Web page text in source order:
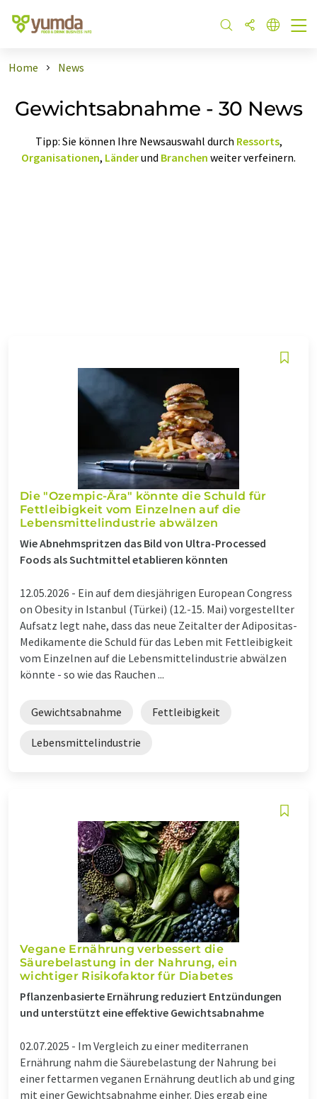
Home News
Gewichtsabnahme - 30 News
Tipp: Sie können Ihre Newsauswahl durch Ressorts,
Organisationen, Länderund Branchen weiter verfeinern.
Die "Ozempic-Ära" könnte die Schuld für
Fettleibigkeit vom Einzelnen auf die
Lebensmittelindustrie abwälzen
Wie Abnehmspritzen das Bild von Ultra-Processed
Foods als Suchtmittel etablieren könnten
12.05.2026 - Ein auf dem diesjährigen European Congress
on Obesity in Istanbul (Türkei) (12.-15. Mai) vorgestellter
Aufsatz legt nahe, dass das neue Zeitalter der Adipositas-
Medikamente die Schuld für das Leben mit Fettleibigkeit
vom Einzelnen auf die Lebensmittelindustrie abwälzen
könnte - so wie das Rauchen ...
Gewichtsabnahme Fettleibigkeit
Lebensmittelindustrie
Vegane Ernährung verbessert die
Säurebelastung in der Nahrung, ein
wichtiger Risikofaktor für Diabetes
Pflanzenbasierte Ernährung reduziert Entzündungen
und unterstützt eine effektive Gewichtsabnahme
02.07.2025 - Im Vergleich zu einer mediterranen
Ernährung nahm die Säurebelastung der Nahrung bei
einer fettarmen veganen Ernährung deutlich ab und ging
mit einer Gewichtsabnahme einher. Dies ergab eine